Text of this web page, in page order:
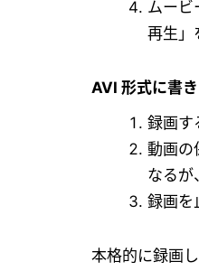
ムービ
再生」
AVI 形式に書
録画す
動画の
なるが
録画を
本格的に録画